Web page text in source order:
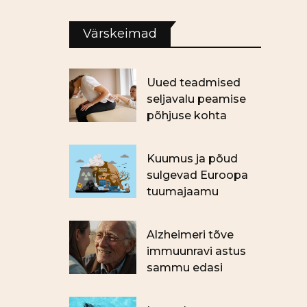
Värskeimad
Uued teadmised
seljavalu peamise
põhjuse kohta
Kuumus ja põud
sulgevad Euroopa
tuumajaamu
Alzheimeri tõve
immuunravi astus
sammu edasi